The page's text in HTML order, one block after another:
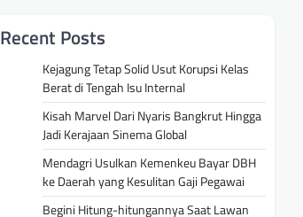
Recent Posts
Kejagung Tetap Solid Usut Korupsi Kelas
Berat di Tengah Isu Internal
Kisah Marvel Dari Nyaris Bangkrut Hingga
Jadi Kerajaan Sinema Global
Mendagri Usulkan Kemenkeu Bayar DBH
ke Daerah yang Kesulitan Gaji Pegawai
Begini Hitung-hitungannya Saat Lawan